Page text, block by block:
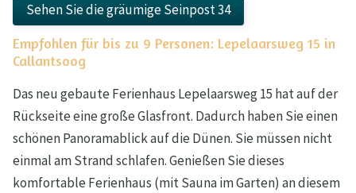
Sehen Sie die gräumige Seinpost 34
Empfohlen für bis zu 9 Personen: Lepelaarsweg 15 in
Callantsoog
Das neu gebaute Ferienhaus Lepelaarsweg 15 hat auf der
Rückseite eine große Glasfront. Dadurch haben Sie einen
schönen Panoramablick auf die Dünen. Sie müssen nicht
einmal am Strand schlafen. Genießen Sie dieses
komfortable Ferienhaus (mit Sauna im Garten) an diesem